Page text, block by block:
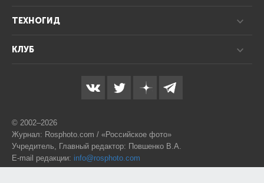
ТЕХНОГИД
КЛУБ
© 2002–2026
Журнал: Rosphoto.com / «Российское фото»
Учредитель, Главный редактор: Повшенко В.А.
E-mail редакции: info@rosphoto.com